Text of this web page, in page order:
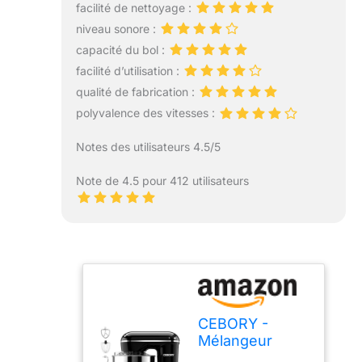
facilité de nettoyage :
niveau sonore :
capacité du bol :
facilité d’utilisation :
qualité de fabrication :
polyvalence des vitesses :
Notes des utilisateurs 4.5/5
Note de 4.5 pour 412 utilisateurs
CEBORY -
Mélangeur